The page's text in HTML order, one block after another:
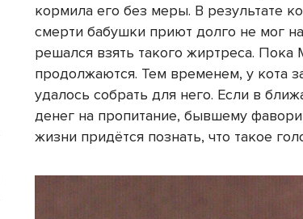
кормила его без меры. В результате
смерти бабушки приют долго не мог
решался взять такого жиртреса. Пока
продолжаются. Тем временем, у кота
удалось собрать для него. Если в
денег на пропитание, бывшему
жизни придётся познать, что такое